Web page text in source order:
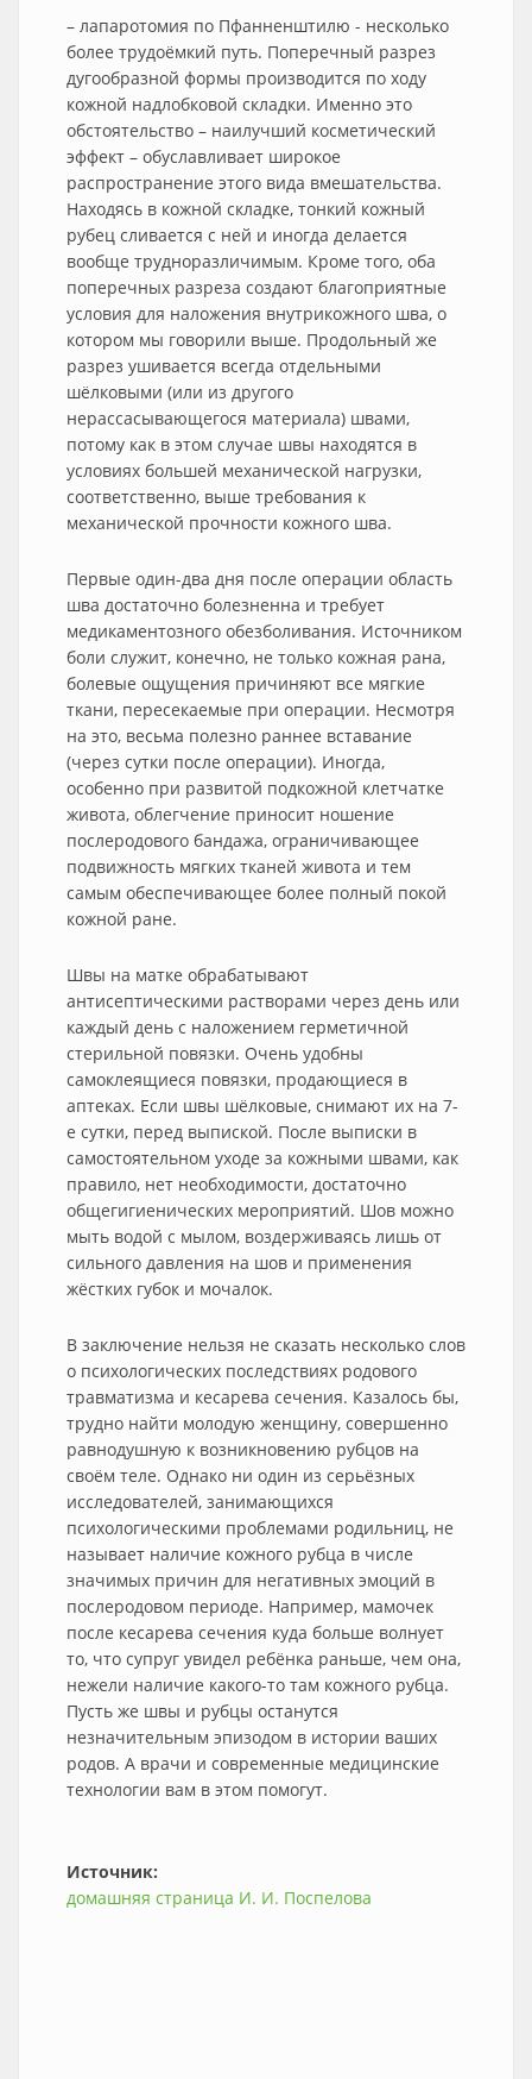
– лапаротомия по Пфанненштилю - несколько
более трудоёмкий путь. Поперечный разрез
дугообразной формы производится по ходу
кожной надлобковой складки. Именно это
обстоятельство – наилучший косметический
эффект – обуславливает широкое
распространение этого вида вмешательства.
Находясь в кожной складке, тонкий кожный
рубец сливается с ней и иногда делается
вообще трудноразличимым. Кроме того, оба
поперечных разреза создают благоприятные
условия для наложения внутрикожного шва, о
котором мы говорили выше. Продольный же
разрез ушивается всегда отдельными
шёлковыми (или из другого
нерассасывающегося материала) швами,
потому как в этом случае швы находятся в
условиях большей механической нагрузки,
соответственно, выше требования к
механической прочности кожного шва.
Первые один-два дня после операции область
шва достаточно болезненна и требует
медикаментозного обезболивания. Источником
боли служит, конечно, не только кожная рана,
болевые ощущения причиняют все мягкие
ткани, пересекаемые при операции. Несмотря
на это, весьма полезно раннее вставание
(через сутки после операции). Иногда,
особенно при развитой подкожной клетчатке
живота, облегчение приносит ношение
послеродового бандажа, ограничивающее
подвижность мягких тканей живота и тем
самым обеспечивающее более полный покой
кожной ране.
Швы на матке обрабатывают
антисептическими растворами через день или
каждый день с наложением герметичной
стерильной повязки. Очень удобны
самоклеящиеся повязки, продающиеся в
аптеках. Если швы шёлковые, снимают их на 7-
е сутки, перед выпиской. После выписки в
самостоятельном уходе за кожными швами, как
правило, нет необходимости, достаточно
общегигиенических мероприятий. Шов можно
мыть водой с мылом, воздерживаясь лишь от
сильного давления на шов и применения
жёстких губок и мочалок.
В заключение нельзя не сказать несколько слов
о психологических последствиях родового
травматизма и кесарева сечения. Казалось бы,
трудно найти молодую женщину, совершенно
равнодушную к возникновению рубцов на
своём теле. Однако ни один из серьёзных
исследователей, занимающихся
психологическими проблемами родильниц, не
называет наличие кожного рубца в числе
значимых причин для негативных эмоций в
послеродовом периоде. Например, мамочек
после кесарева сечения куда больше волнует
то, что супруг увидел ребёнка раньше, чем она,
нежели наличие какого-то там кожного рубца.
Пусть же швы и рубцы останутся
незначительным эпизодом в истории ваших
родов. А врачи и современные медицинские
технологии вам в этом помогут.
Источник:
домашняя страница И. И. Поспелова